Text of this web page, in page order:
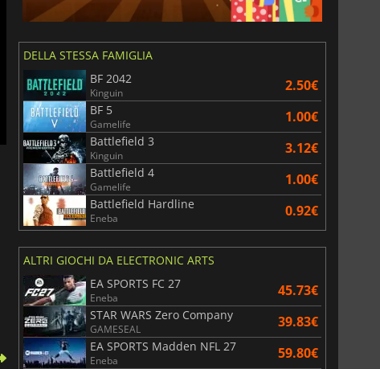
DELLA STESSA FAMIGLIA
BF 2042
Kinguin 2.50€
BF 5
Gamelife 1.00€
Battlefield 3
Kinguin 3.12€
Battlefield 4
Gamelife 1.00€
Battlefield Hardline
Eneba 0.92€
ALTRI GIOCHI DA ELECTRONIC ARTS
EA SPORTS FC 27
Eneba 45.73€
STAR WARS Zero Company
GAMESEAL 39.83€
EA SPORTS Madden NFL 27
Eneba 59.80€